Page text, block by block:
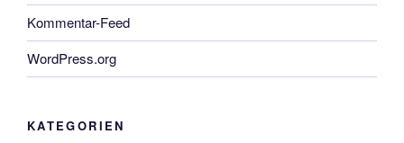
Kommentar-Feed
WordPress.org
KATEGORIEN